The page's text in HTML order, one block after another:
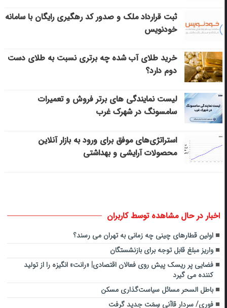
ثبت قرارداد ملک و صدور کد رهگیری رایگان با سامانه
خودنویس
خرید طلای آب شده چه برتری نسبت به طلای دست
دوم دارد؟
لیست نمایندگی های برتر فروش و تعمیرات
سامسونگ در شهرک غرب
استراتژی‌های موفق برای ورود به بازار آنلاین
محصولات آرایشی و بهداشتی
اخبار در حال مشاهده توسط کاربران
اولین قطارهای چینی چه زمانی به تهران می رسند؟
واریز مبلغ قابل توجه برای بازنشستگان
فضایی پر ریسک پیش روی فعالان اقتصادی| «رانت» انگیزه را از تولید
کننده می گیرد
باطل السحر مسائل سیاست‌گذاری مسکن
فوری/ سردار قاآنی سِمَت جدید گرفت